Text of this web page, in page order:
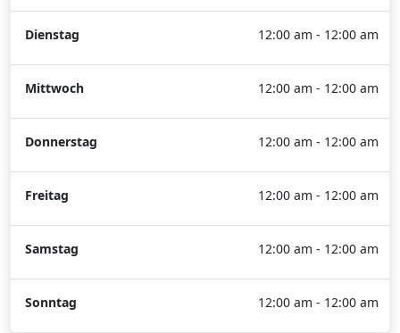
Dienstag 12:00 am - 12:00 am
Mittwoch 12:00 am - 12:00 am
Donnerstag 12:00 am - 12:00 am
Freitag 12:00 am - 12:00 am
Samstag 12:00 am - 12:00 am
Sonntag 12:00 am - 12:00 am